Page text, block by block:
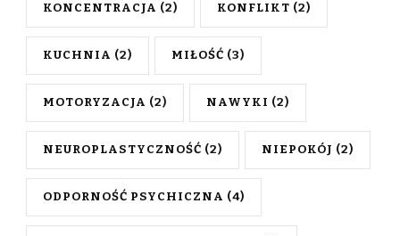
KONCENTRACJA (2) KONFLIKT (2)
KUCHNIA (2) MIŁOŚĆ (3)
MOTORYZACJA (2) NAWYKI (2)
NEUROPLASTYCZNOŚĆ (2) NIEPOKÓJ (2)
ODPORNOŚĆ PSYCHICZNA (4)